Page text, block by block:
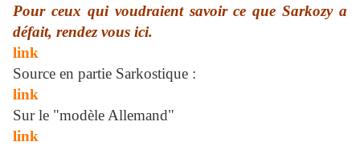
Pour ceux qui voudraient savoir ce que Sarkozy a
défait, rendez vous ici.
link
Source en partie Sarkostique :
link
Sur le "modèle Allemand"
link